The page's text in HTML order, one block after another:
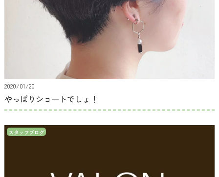
2020/01/20
やっぱりショートでしょ！
スタッフブログ